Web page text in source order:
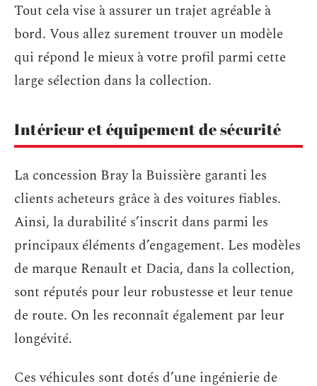
Tout cela vise à assurer un trajet agréable à
bord. Vous allez surement trouver un modèle
qui répond le mieux à votre profil parmi cette
large sélection dans la collection.
Intérieur et équipement de sécurité
La concession Bray la Buissière garanti les
clients acheteurs grâce à des voitures fiables.
Ainsi, la durabilité s’inscrit dans parmi les
principaux éléments d’engagement. Les modèles
de marque Renault et Dacia, dans la collection,
sont réputés pour leur robustesse et leur tenue
de route. On les reconnaît également par leur
longévité.
Ces véhicules sont dotés d’une ingénierie de